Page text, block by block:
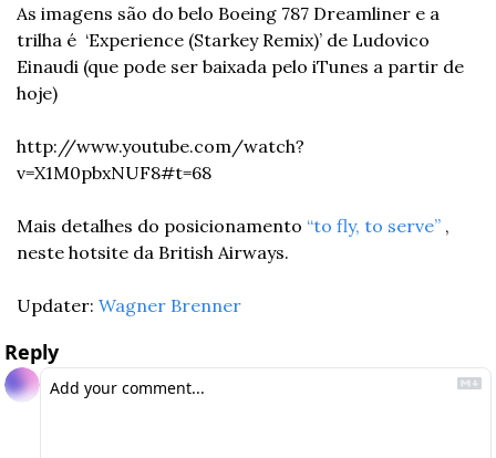
As imagens são do belo Boeing 787 Dreamliner e a
trilha é  ‘Experience (Starkey Remix)’ de Ludovico
Einaudi (que pode ser baixada pelo iTunes a partir de
hoje)
http://www.youtube.com/watch?
v=X1M0pbxNUF8#t=68
Mais detalhes do posicionamento “to fly, to serve” ,
neste hotsite da British Airways.
Updater: Wagner Brenner
Reply